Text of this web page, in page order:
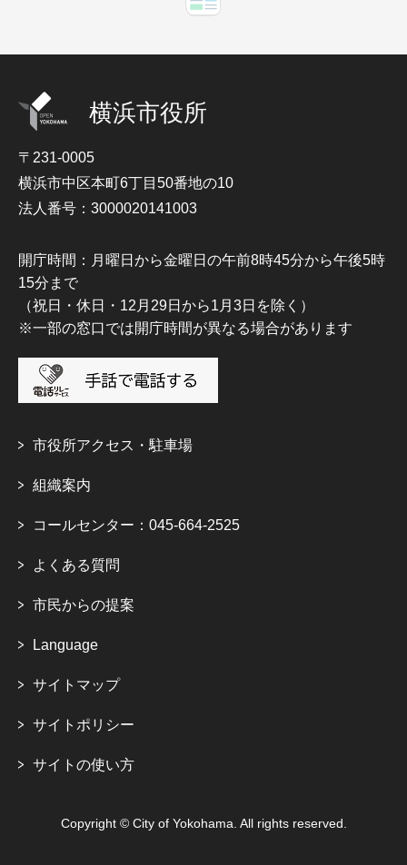
横浜市役所
〒231-0005
横浜市中区本町6丁目50番地の10
法人番号：3000020141003
開庁時間：月曜日から金曜日の午前8時45分から午後5時
15分まで
（祝日・休日・12月29日から1月3日を除く）
※一部の窓口では開庁時間が異なる場合があります
市役所アクセス・駐車場
組織案内
コールセンター：045-664-2525
よくある質問
市民からの提案
Language
サイトマップ
サイトポリシー
サイトの使い方
Copyright © City of Yokohama. All rights reserved.